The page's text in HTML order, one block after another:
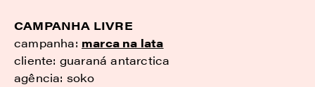
CAMPANHA LIVRE
campanha: marca na lata
cliente: guaraná antarctica
agência: soko